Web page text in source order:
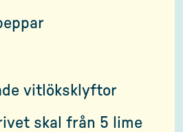
vitlöksklyftor
skal från 5 lime